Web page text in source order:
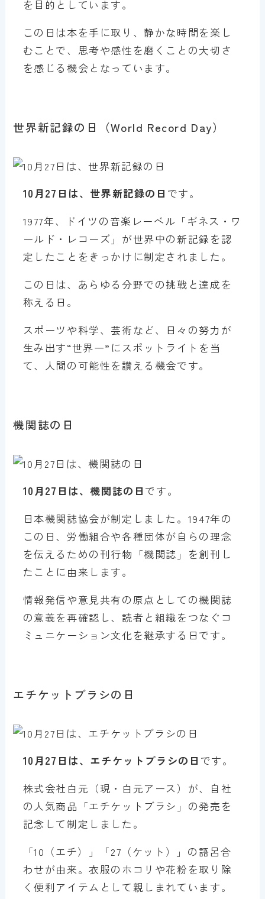
を目的としています。
この日は本を手に取り、静かな時間を楽し
むことで、思考や感性を磨くことの大切さ
を感じる機会となっています。
世界新記録の日（World Record Day）
10月27日は、世界新記録の日 です。
1977年、ドイツの音楽レーベル「ギネス・ワ
ールド・レコーズ」が世界中の新記録を認
定したことをきっかけに制定されました。
この日は、あらゆる分野での挑戦と達成を
称える日。
スポーツや科学、芸術など、日々の努力が
生み出す“世界一”にスポットライトを当
て、人間の可能性を讃える機会です。
機関誌の日
10月27日は、機関誌の日 です。
日本機関誌協会が制定しました。1947年の
この日、労働組合や各種団体が自らの理念
を伝えるための刊行物「機関誌」を創刊し
たことに由来します。
情報発信や意見共有の原点としての機関誌
の意義を再確認し、読者と組織をつなぐコ
ミュニケーション文化を継承する日です。
エチケットブラシの日
10月27日は、エチケットブラシの日 です。
株式会社白元（現・白元アース）が、自社
の人気商品「エチケットブラシ」の発売を
記念して制定しました。
「10（エチ）」「27（ケット）」の語呂合
わせが由来。衣服のホコリや花粉を取り除
く便利アイテムとして親しまれています。